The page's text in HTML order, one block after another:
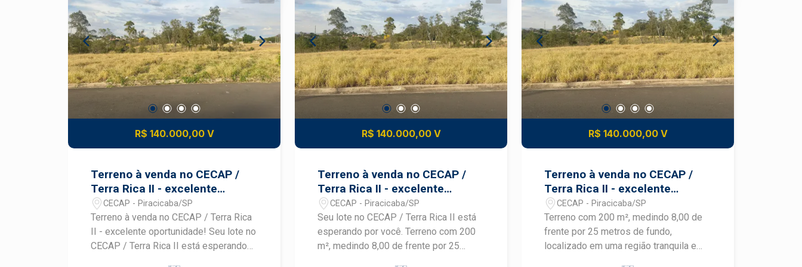
total - Medidas: 8 x 25 metros - Local
tranquilo - Próximo a mercados, padaria
e farmácias - Aceita financiamento de
terreno - Ótima opção para construir
Uma oportunidade ideal para morar ou
investir. Entre em contato e saiba mais.
#TerrenoÀVenda #Cecap #TerraRicaII
#Piracicaba #CasaPrópria
total - Medidas: 8 x 25 metros - Local
tranquilo - Próximo a mercados, padaria
e farmácias - Aceita financiamento de
terreno - Ótima opção para construir
Uma oportunidade ideal para morar ou
investir. Entre em contato e saiba mais.
#TerrenoÀVenda #Cecap #TerraRicaII
#Piracicaba #CasaPrópria
R$ 140.000,00 V
Terreno à venda no CECAP /
Terra Rica II - excelente
oportunidade!
CECAP - Piracicaba/SP
Terreno à venda no CECAP / Terra Rica
II - excelente oportunidade! Seu lote no
CECAP / Terra Rica II está esperando
R$ 140.000,00 V
Terreno à venda no CECAP /
Terra Rica II - excelente
oportunidade!
CECAP - Piracicaba/SP
Seu lote no CECAP / Terra Rica II está
esperando por você. Terreno com 200
m², medindo 8,00 de frente por 25
R$ 140.000,00 V
Terreno à venda no CECAP /
Terra Rica II - excelente
oportunidade!
CECAP - Piracicaba/SP
Terreno com 200 m², medindo 8,00 de
frente por 25 metros de fundo,
localizado em uma região tranquila e